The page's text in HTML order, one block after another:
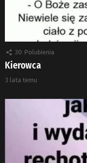
30 Polubienia
Kierowca
3 lata temu